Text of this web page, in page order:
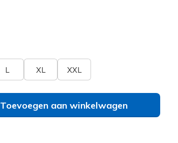
L XL XXL
Toevoegen aan winkelwagen